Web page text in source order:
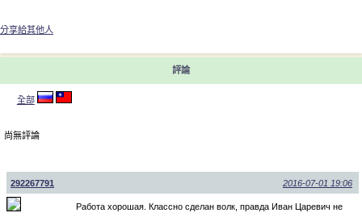
分享給其他人
評論
全部
尚無評論
292267791 2016-07-01 19:06
Работа хорошая. Классно сделан волк, правда Иван Царевич не